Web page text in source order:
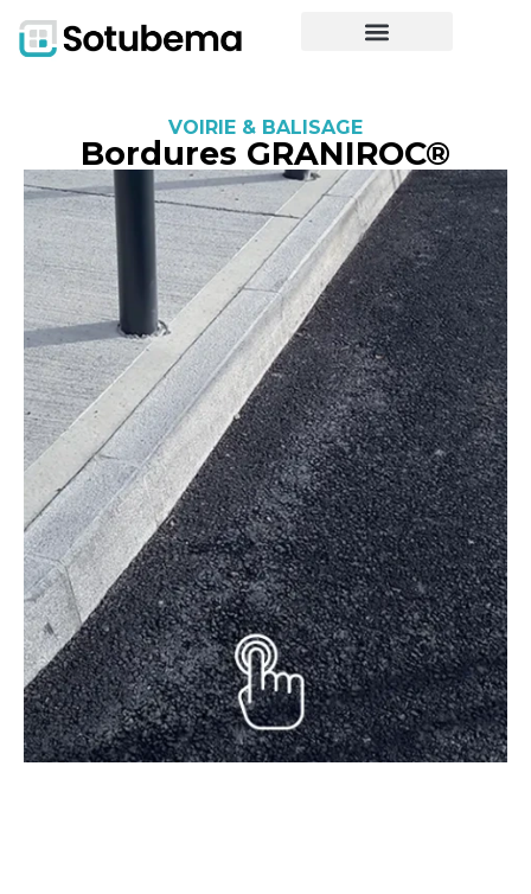
VOIRIE & BALISAGE
Bordures GRANIROC®